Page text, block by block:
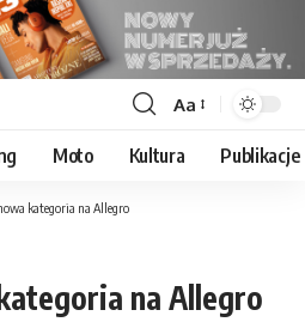
Font
Resizer
Aa
Moto Kultura Publikacje
kategoria na Allegro
na Allegro